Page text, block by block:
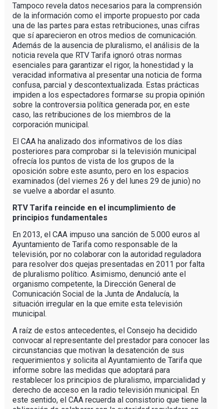
Tampoco revela datos necesarios para la comprensión
de la información como el importe propuesto por cada
una de las partes para estas retribuciones, unas cifras
que sí aparecieron en otros medios de comunicación.
Además de la ausencia de pluralismo, el análisis de la
noticia revela que RTV Tarifa ignoró otras normas
esenciales para garantizar el rigor, la honestidad y la
veracidad informativa al presentar una noticia de forma
confusa, parcial y descontextualizada. Estas prácticas
impiden a los espectadores formarse su propia opinión
sobre la controversia política generada por, en este
caso, las retribuciones de los miembros de la
corporación municipal.
El CAA ha analizado dos informativos de los días
posteriores para comprobar si la televisión municipal
ofrecía los puntos de vista de los grupos de la
oposición sobre este asunto, pero en los espacios
examinados (del viernes 26 y del lunes 29 de junio) no
se vuelve a abordar el asunto.
RTV Tarifa reincide en el incumplimiento de
principios fundamentales
En 2013, el CAA impuso una sanción de 5.000 euros al
Ayuntamiento de Tarifa como responsable de la
televisión, por no colaborar con la autoridad reguladora
para resolver dos quejas presentadas en 2011 por falta
de pluralismo político. Asimismo, denunció ante el
organismo competente, la Dirección General de
Comunicación Social de la Junta de Andalucía, la
situación irregular en la que emite esta televisión
municipal.
A raíz de estos antecedentes, el Consejo ha decidido
convocar al representante del prestador para conocer las
circunstancias que motivan la desatención de sus
requerimientos y solicita al Ayuntamiento de Tarifa que
informe sobre las medidas que adoptará para
restablecer los principios de pluralismo, imparcialidad y
derecho de acceso en la radio televisión municipal. En
este sentido, el CAA recuerda al consistorio que tiene la